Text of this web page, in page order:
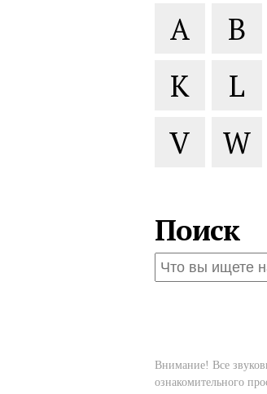
A B
K
L
V
W
Поиск
Внимание! Все
ознакомительного